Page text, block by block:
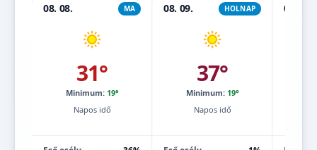
08. 08. MA
31°
Minimum: 19°
Napos idő
08. 09. HOLNAP
37°
Minimum: 19°
Napos idő
08. 10.